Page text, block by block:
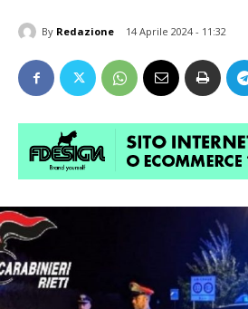
By Redazione 14 Aprile 2024 - 11:32